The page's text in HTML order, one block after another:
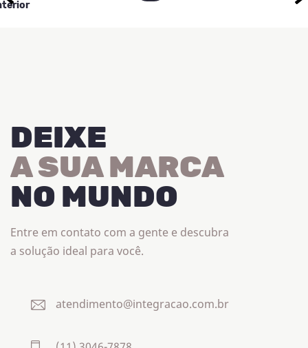
DEIXE
A SUA MARCA
NO MUNDO
Entre em contato com a gente e descubra
a solução ideal para você.
atendimento@integracao.com.br